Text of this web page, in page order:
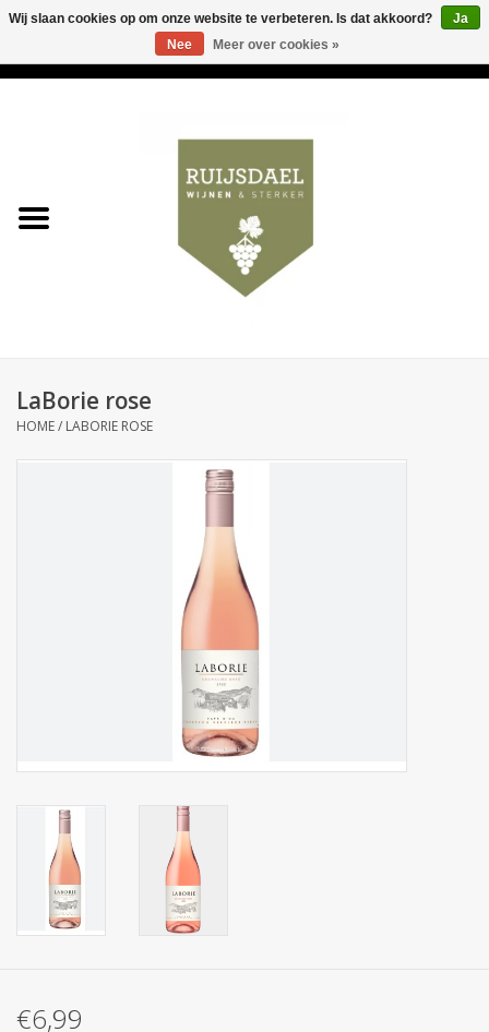
& sterker
Contact
LaBorie rose
HOME/ LABORIE ROSE
€6,99
Wij slaan cookies op om onze website te verbeteren. Is dat akkoord?
Ja
Nee
Meer over cookies »